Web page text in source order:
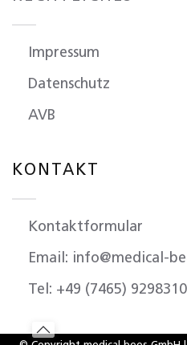
Impressum
Datenschutz
AVB
KONTAKT
Kontaktformular
Email: info@medical-
Tel: +49 (7465) 9298310